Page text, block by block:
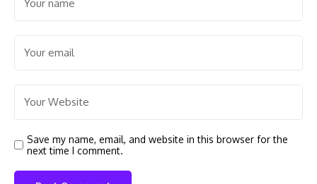
Save my name, email, and website in this browser for the
next time I comment.